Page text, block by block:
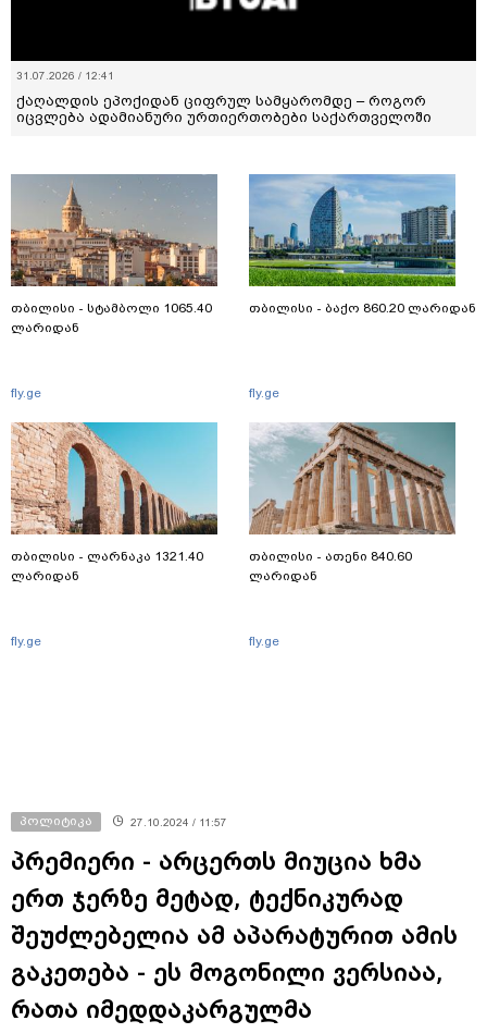
31.07.2026 / 12:41
ქაღალდის ეპოქიდან ციფრულ სამყარომდე – როგორ
იცვლება ადამიანური ურთიერთობები საქართველოში
თბილისი - სტამბოლი 1065.40
ლარიდან
fly.ge
თბილისი - ლარნაკა 1321.40
ლარიდან
fly.ge
თბილისი - ბაქო 860.20 ლარიდან
fly.ge
თბილისი - ათენი 840.60
ლარიდან
fly.ge
პოლიტიკა 27.10.2024 / 11:57
პრემიერი - არცერთს მიუცია ხმა
ერთ ჯერზე მეტად, ტექნიკურად
შეუძლებელია ამ აპარატურით ამის
გაკეთება - ეს მოგონილი ვერსიაა,
რათა იმედდაკარგულმა